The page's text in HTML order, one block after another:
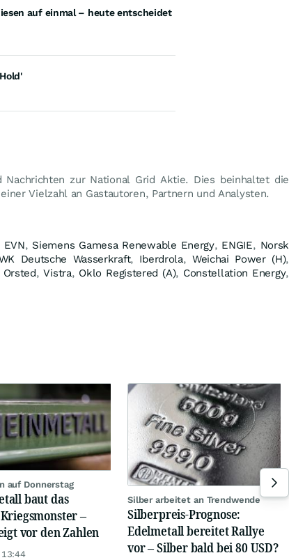
auf einmal – heute entscheidet
zur National Grid Aktie. Dies beinhaltet die
Vielzahl an Gastautoren, Partnern und Analysten.
EVN, Siemens Gamesa Renewable Energy, ENGIE, Norsk
Deutsche Wasserkraft, Iberdrola, Weichai Power (H),
Orsted,Vistra, Oklo Registered (A), Constellation Energy,
auf Donnerstag
baut das
–
vor den Zahlen
Silber arbeitet an Trendwende
Silberpreis-Prognose:
Edelmetall bereitet Rallye
vor – Silber bald bei 80 USD?